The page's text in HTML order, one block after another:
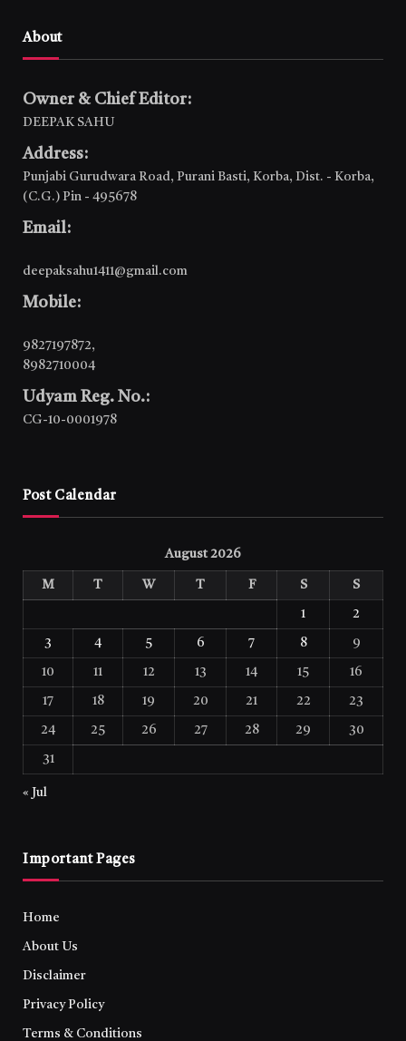
About
Owner & Chief Editor:
DEEPAK SAHU
Address:
Punjabi Gurudwara Road, Purani Basti, Korba, Dist. - Korba,
(C.G.) Pin - 495678
Email:
deepaksahu1411@gmail.com
Mobile:
9827197872,
8982710004
Udyam Reg. No.:
CG-10-0001978
Post Calendar
August 2026
M T W T F S S
1 2
3 4 5 6 7 8 9
10 11 12 13 14 15 16
17 18 19 20 21 22 23
24 25 26 27 28 29 30
31
« Jul
Important Pages
Home
About Us
Disclaimer
Privacy Policy
Terms & Conditions